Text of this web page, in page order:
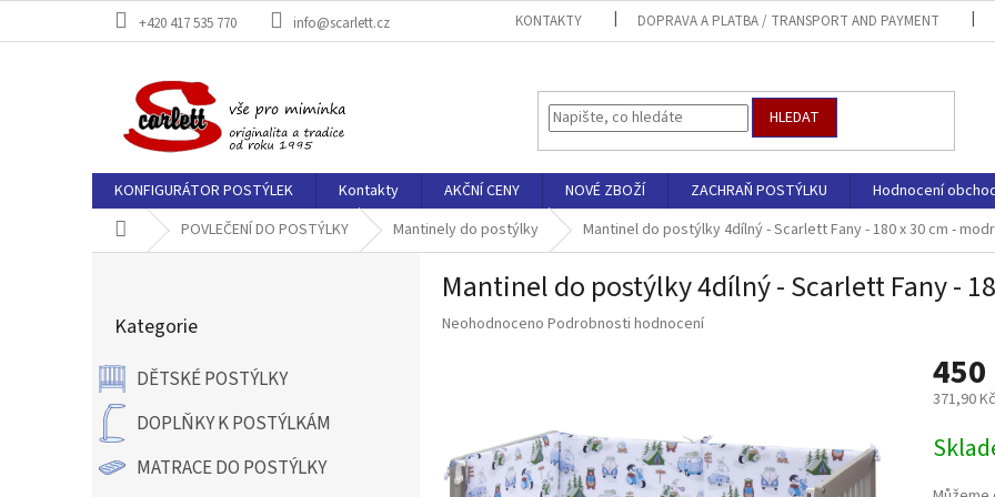
+420 417 535 770 info@scarlett.cz KONTAKTY DOPRAVA A PLATBA / TRANSPORT AND PAYMENT
HLEDAT
KONFIGURÁTOR POSTÝLEK Kontakty AKČNÍ CENY NOVÉ ZBOŽÍ ZACHRAŇ POSTÝLKU Hodnocení
Domů POVLEČENÍ DO POSTÝLKY Mantinely do postýlky Mantinel do postýlky 4dílný - Scarlett Fany - 180 x 30 cm -
a
n
p
kategorie
Kategorie
DĚTSKÉ POSTÝLKY
DOPLŇKY K POSTÝLKÁM
MATRACE DO POSTÝLKY
Mantinel do postýlky 4dílný - Scarlett Fany -
Průměrné
hvězdiček.
Neohodnoceno Podrobnosti hodnocení
450
371,90
cena: